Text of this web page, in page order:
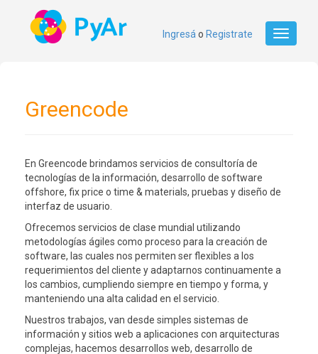
Toggle
Ingresá o Registrate
Greencode
En Greencode brindamos servicios de consultoría de
tecnologías de la información, desarrollo de software
offshore, fix price o time & materials, pruebas y diseño de
interfaz de usuario.
Ofrecemos servicios de clase mundial utilizando
metodologías ágiles como proceso para la creación de
software, las cuales nos permiten ser flexibles a los
requerimientos del cliente y adaptarnos continuamente a
los cambios, cumpliendo siempre en tiempo y forma, y
manteniendo una alta calidad en el servicio.
Nuestros trabajos, van desde simples sistemas de
información y sitios web a aplicaciones con arquitecturas
complejas, hacemos desarrollos web, desarrollo de